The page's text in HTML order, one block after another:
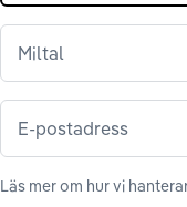
Miltal
E-postadress
Läs mer om hur vi